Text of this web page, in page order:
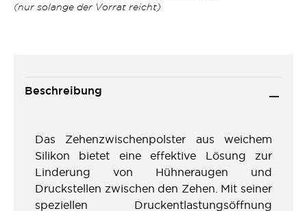
(nur solange der Vorrat reicht)
Beschreibung
Das Zehenzwischenpolster aus weichem
Silikon bietet eine effektive Lösung zur
Linderung von Hühneraugen und
Druckstellen zwischen den Zehen. Mit seiner
speziellen Druckentlastungsöffnung